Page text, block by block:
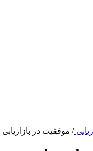
/ موفقیت در